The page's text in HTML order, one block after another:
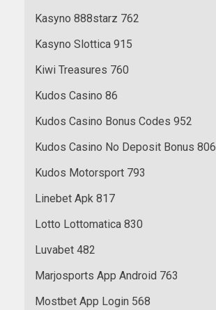
Kasyno 888starz 762
Kasyno Slottica 915
Kiwi Treasures 760
Kudos Casino 86
Kudos Casino Bonus Codes 952
Kudos Casino No Deposit Bonus 806
Kudos Motorsport 793
Linebet Apk 817
Lotto Lottomatica 830
Luvabet 482
Marjosports App Android 763
Mostbet App Login 568